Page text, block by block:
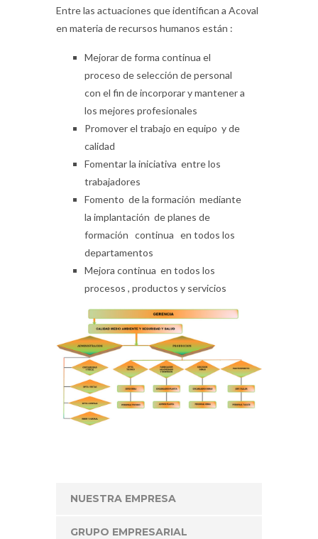
Entre las actuaciones que identifican a Acoval
en materia de recursos humanos están :
Mejorar de forma continua el
proceso de selección de personal
con el fin de incorporar y mantener a
los mejores profesionales
Promover el trabajo en equipo y de
calidad
Fomentar la iniciativa entre los
trabajadores
Fomento de la formación mediante
la implantación de planes de
formación continua en todos los
departamentos
Mejora continua en todos los
procesos , productos y servicios
NUESTRA EMPRESA
GRUPO EMPRESARIAL